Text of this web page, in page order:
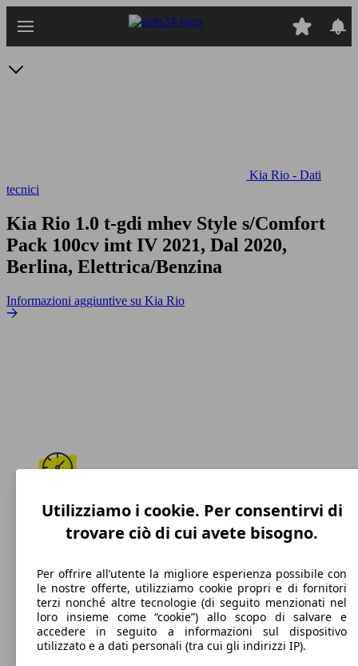
Kia Rio - Dati
tecnici
Kia Rio 1.0 t-gdi mhev Style s/Comfort
Pack 100cv imt IV 2021, Dal 2020,
Berlina, Elettrica/Benzina
Informazioni aggiuntive su Kia Rio
188 km/h
Velocità massima
Elettrica/Benzina
Carburante
Utilizziamo i cookie. Per consentirvi di
trovare ciò di cui avete bisogno.
Per offrire all’utente la migliore esperienza possibile con
le nostre offerte, utilizziamo cookie propri e di fornitori
terzi nonché altre tecnologie (di seguito menzionati nel
loro insieme come “cookie”) allo scopo di salvare e
accedere in seguito a informazioni sul dispositivo
utilizzato e a dati personali (tra cui gli indirizzi IP).